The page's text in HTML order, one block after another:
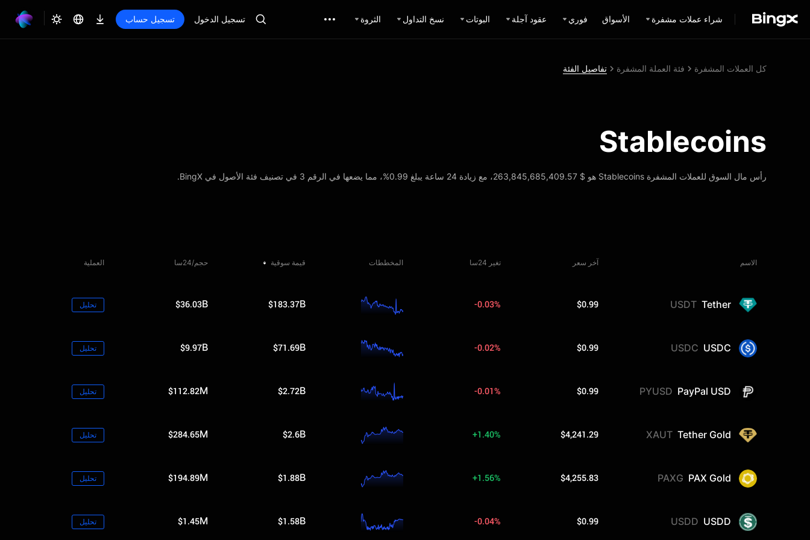
شراء عملات مشفرة الأسواق فوري عقود آجلة البوتات نسخ التداول الثروة تسجيل الدخول تسجيل حساب
كل العملات المشفرة فئة العملة المشفرة تفاصيل الفئة
Stablecoins
رأس مال السوق للعملات المشفرة Stablecoins هو $ 263,845,685,409.57، مع زيادة 24 ساعة يبلغ 0.99%، مما يضعها في الرقم 3 في تصنيف فئة الأصول في BingX.
الاسم آخر سعر تغير 24سا المخططات قيمة سوقية حجم/24سا العملية
Tether
USDT
$0.99
-0.03%
$183.37B
$36.03B تحليل
USDC
USDC
$0.99
-0.02%
$71.69B
$9.97B تحليل
PayPal USD
PYUSD
$0.99
-0.01%
$2.72B
$112.82M تحليل
Tether Gold
XAUT
$4,241.29
+1.40%
$2.6B
$284.65M تحليل
PAX Gold
PAXG
$4,255.83
+1.56%
$1.88B
$194.89M تحليل
USDD
USDD
$0.99
-0.04%
$1.58B
$1.45M تحليل